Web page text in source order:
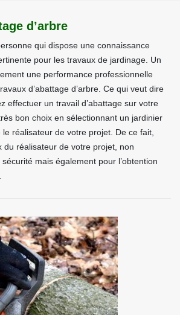
d’arbre
qui dispose une connaissance
pour les travaux de jardinage. Un
une performance professionnelle
d’abattage d’arbre. Ce qui veut dire
effectuer un travail d’abattage sur votre
bon choix en sélectionnant un jardinier
réalisateur de votre projet. De ce fait,
du réalisateur de votre projet, non
mais également pour l’obtention